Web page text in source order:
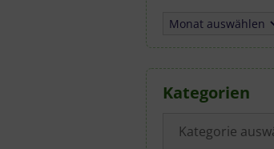
Archiv
Kategorien